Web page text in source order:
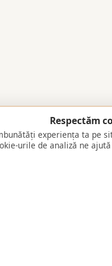
Respectăm
experiența ta pe
urile de analiză ne